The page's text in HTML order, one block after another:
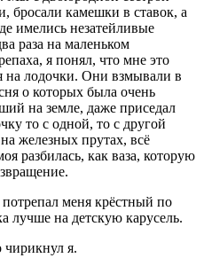
бросали камешки в ставок, а
имелись незатейливые
раза на маленьком
я понял, что мне это
на лодочки. Они взмывали в
о которых была очень
на земле, даже приседал
то с одной, то с другой
железных прутах, всё
разбилась, как ваза, которую
меня крёстный по
на детскую карусель.
я.